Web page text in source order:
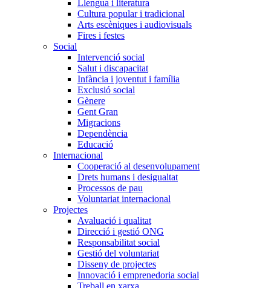
Llengua i literatura
Cultura popular i tradicional
Arts escèniques i audiovisuals
Fires i festes
Social
Intervenció social
Salut i discapacitat
Infància i joventut i família
Exclusió social
Gènere
Gent Gran
Migracions
Dependència
Educació
Internacional
Cooperació al desenvolupament
Drets humans i desigualtat
Processos de pau
Voluntariat internacional
Projectes
Avaluació i qualitat
Direcció i gestió ONG
Responsabilitat social
Gestió del voluntariat
Disseny de projectes
Innovació i emprenedoria social